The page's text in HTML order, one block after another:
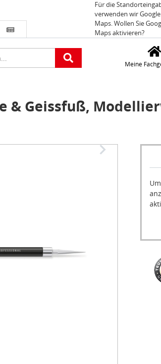
Für die
verwenden wir Google
Maps. Wollen Sie
Maps aktivieren?
Meine
& Geissfuß,